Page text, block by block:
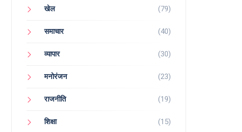
खेल (79)
समाचार (40)
व्यापार (30)
मनोरंजन (23)
राजनीति (19)
शिक्षा (15)